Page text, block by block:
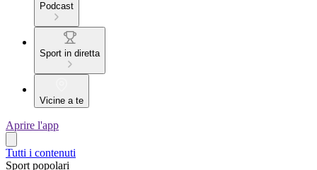
Podcast
Sport in diretta
Vicine a te
Aprire l'app
Tutti i contenuti
Sport popolari